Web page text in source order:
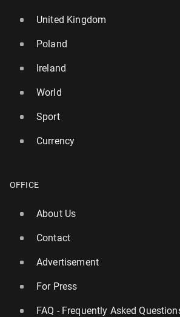
United Kingdom
Poland
Ireland
World
Sport
Currency
OFFICE
About Us
Contact
Advertisement
For Press
FAQ - Frequently Asked